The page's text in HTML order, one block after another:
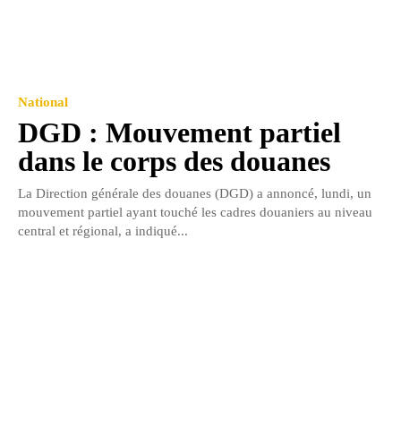
National
DGD : Mouvement partiel
dans le corps des douanes
La Direction générale des douanes (DGD) a annoncé, lundi, un
mouvement partiel ayant touché les cadres douaniers au niveau
central et régional, a indiqué...